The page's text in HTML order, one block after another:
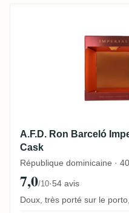
A.F.D. Ron
A.F.D. Ron Barceló
Cask
République dominicaine ·
7,0/10·54 avis
Doux, très porté sur le